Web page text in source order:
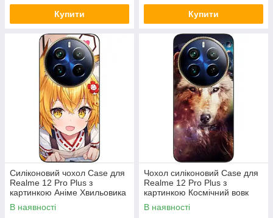
Купити Купити
Силіконовий чохол Case для
Realme 12 Pro Plus з
картинкою Аніме Хвильовика
В наявності
Чохол силіконовий Case для
Realme 12 Pro Plus з
картинкою Космічний вовк
В наявності